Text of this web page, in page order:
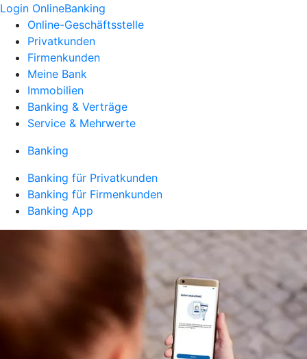
Login OnlineBanking
Online-Geschäftsstelle
Privatkunden
Firmenkunden
Meine Bank
Immobilien
Banking & Verträge
Service & Mehrwerte
Banking
Banking für Privatkunden
Banking für Firmenkunden
Banking App